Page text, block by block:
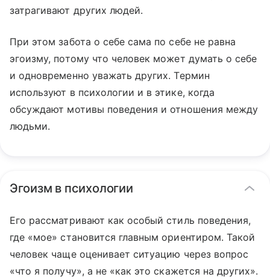
затрагивают других людей.
При этом забота о себе сама по себе не равна
эгоизму, потому что человек может думать о себе
и одновременно уважать других. Термин
используют в психологии и в этике, когда
обсуждают мотивы поведения и отношения между
людьми.
Эгоизм в психологии
Его рассматривают как особый стиль поведения,
где «мое» становится главным ориентиром. Такой
человек чаще оценивает ситуацию через вопрос
«что я получу», а не «как это скажется на других».